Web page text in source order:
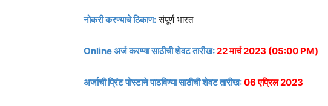
नोकरी करण्याचे ठिकाण: संपूर्ण भारत
Online अर्ज करण्या साठीची शेवट तारीख:22 मार्च 2023 (05:00 PM)
अर्जाची प्रिंट पोस्टाने पाठविण्या साठीची शेवट तारीख:06 एप्रिल 2023